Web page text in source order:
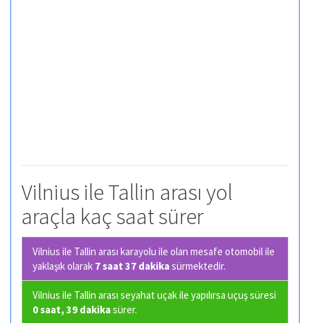
Vilnius ile Tallin arası yol
araçla kaç saat sürer
Vilnius ile Tallin arası karayolu ile olan mesafe otomobil ile
yaklaşık olarak 7 saat 37 dakikasürmektedir.
Vilnius ile Tallin arası seyahat uçak ile yapılırsa uçuş süresi
0 saat, 39 dakikasürer.